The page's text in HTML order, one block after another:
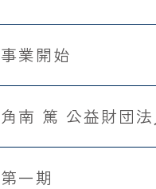
事業開始
角南 篤 公益財団
第一期